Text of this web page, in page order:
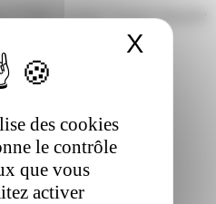
des cookies
le contrôle
que vous
activer
X
97300 Cayenne Guyane française